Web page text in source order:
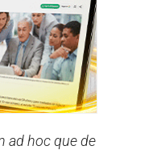
ad hoc que de